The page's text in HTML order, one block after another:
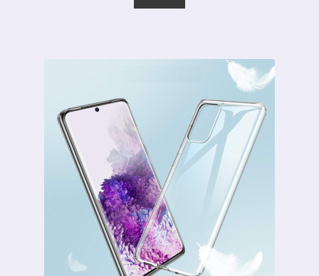
varianti.
teha
tootelehel.